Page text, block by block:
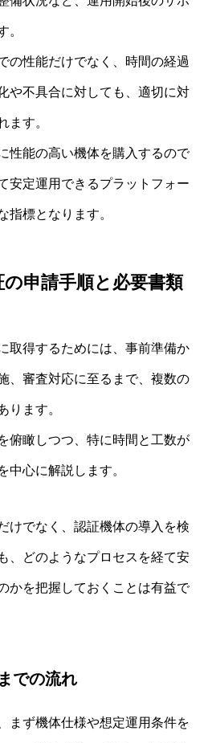
。
の性能だけでなく、時間の経過
や不具合に対しても、適切に対
ます。
性能の高い機体を購入するので
安定運用できるプラットフォー
指標となります。
申請手順と必要書類
取得するためには、事前準備か
、審査対応に至るまで、複数の
ります。
俯瞰しつつ、特に時間と工数が
中心に解説します。
けでなく、認証機体の導入を検
、どのようなプロセスを経て安
かを把握しておくことは有益で
での流れ
まず機体仕様や想定運用条件を